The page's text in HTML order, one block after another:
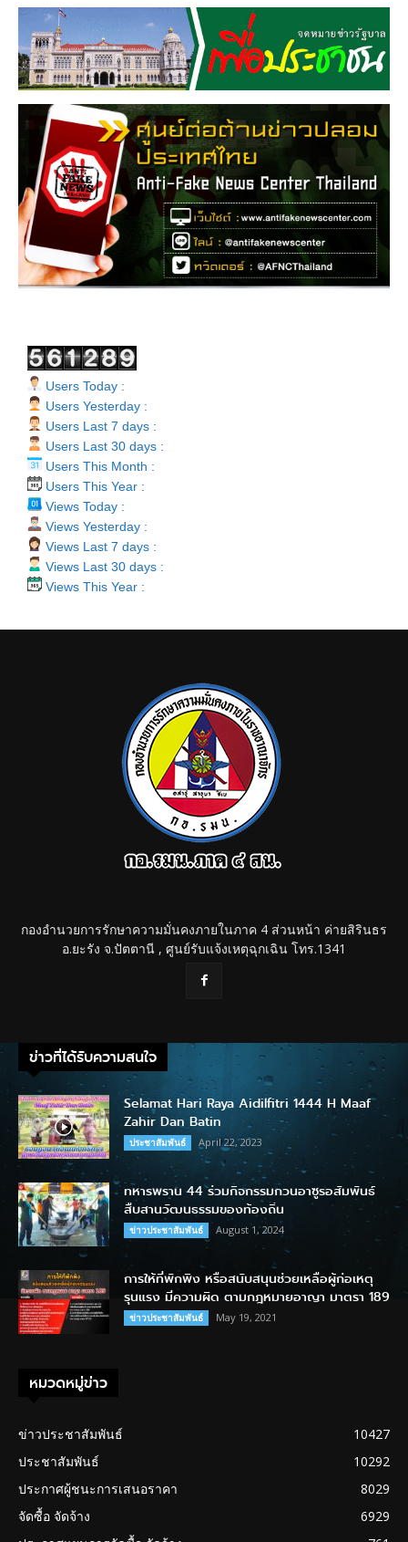
Users Today :
Users Yesterday :
Users Last 7 days :
Users Last 30 days :
Users This Month :
Users This Year :
Views Today :
Views Yesterday :
Views Last 7 days :
Views Last 30 days :
Views This Year :
กองอำนวยการรักษาความมั่นคงภายในภาค 4 ส่วนหน้า ค่ายสิรินธร
อ.ยะรัง จ.ปัตตานี , ศูนย์รับแจ้งเหตุฉุกเฉิน โทร.1341
ข่าวที่ได้รับความสนใจ
Selamat Hari Raya Aidilfitri 1444 H Maaf
Zahir Dan Batin
ประชาสัมพันธ์ April 22, 2023
ทหารพราน 44 ร่วมกิจกรรมกวนอาซูรอสัมพันธ์
สืบสานวัฒนธรรมของท้องถิ่น
ข่าวประชาสัมพันธ์ August 1, 2024
การให้ที่พักพิง หรือสนับสนุนช่วยเหลือผู้ก่อเหตุ
รุนแรง มีความผิด ตามกฎหมายอาญา มาตรา 189
ข่าวประชาสัมพันธ์ May 19, 2021
หมวดหมู่ข่าว
ข่าวประชาสัมพันธ์
10427
ประชาสัมพันธ์
10292
ประกาศผู้ชนะการเสนอราคา
8029
จัดซื้อ จัดจ้าง
6929